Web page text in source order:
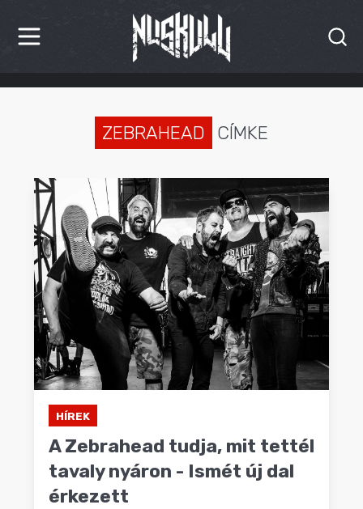
HÍREK
INTERJÚK
PREMIEREK
KULT
MÁSVILÁG
BLOG
ZEBRAHEAD CÍMKE
HÍREK
A Zebrahead tudja, mit tettél
tavaly nyáron - Ismét új dal
érkezett